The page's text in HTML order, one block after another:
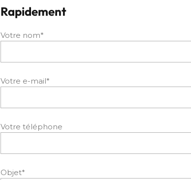
Rapidement
Votre nom*
Votre e-mail*
Votre téléphone
Objet*